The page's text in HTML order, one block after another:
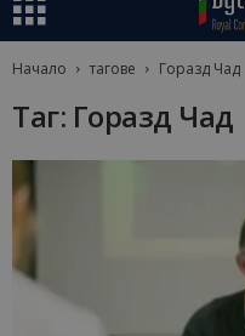
Начало тагове Горазд Чад
Таг: Горазд Чад